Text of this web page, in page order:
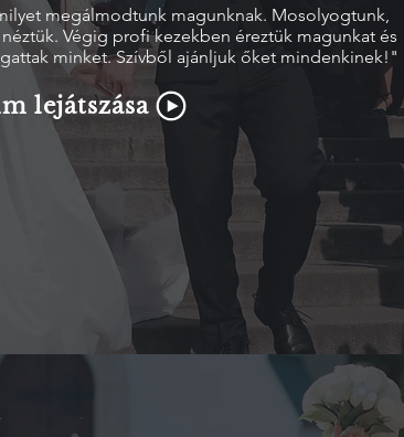
megálmodtunk magunknak. Mosolyogtunk,
Végig profi kezekben éreztük magunkat és
minket. Szívből ajánljuk őket mindenkinek!"
lejátszása